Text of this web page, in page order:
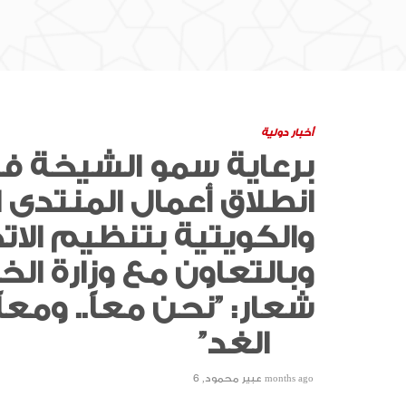
أخبار دولية
برعاية سمو الشيخة
انطلاق أعمال المنتدى
والكويتية بتنظيم
وبالتعاون مع وزارة
شعار: ‏”نحن معاً..
الغد”‏
عبير محمود, 6 months ago